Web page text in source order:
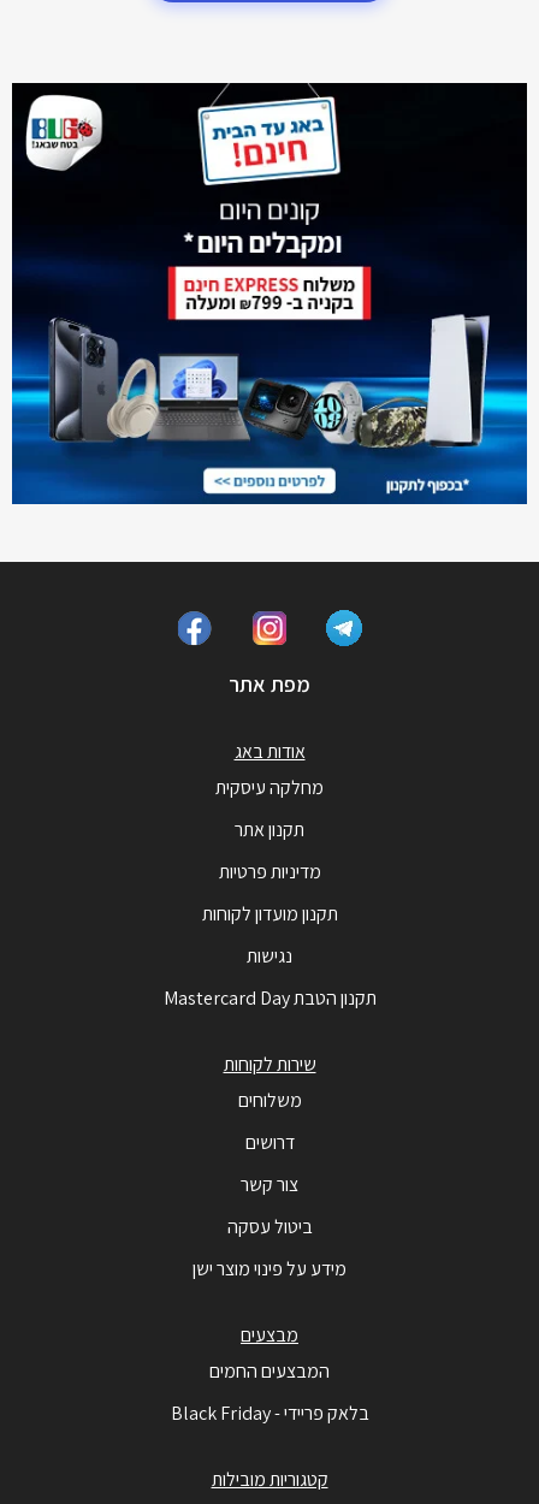
מפת אתר
אודות באג
מחלקה עיסקית
תקנון אתר
מדיניות פרטיות
תקנון מועדון לקוחות
נגישות
תקנון הטבת Mastercard Day
שירות לקוחות
משלוחים
דרושים
צור קשר
ביטול עסקה
מידע על פינוי מוצר ישן
מבצעים
המבצעים החמים
בלאק פריידי - Black Friday
קטגוריות מובילות